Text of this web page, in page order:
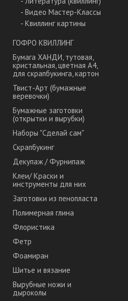
- Видео Мастер-Классы
- Квиллинг картины
ГОФРО КВИЛЛИНГ
Бумага ХАНДИ, тутовая,
кристальная, цветная А4,
для скрапбукинга, картон
Твист-Арт (бумажные
веревочки)
Бумажные заготовки
(открытки и вырубки)
Наборы "Сделай сам"
Скрапбукинг
Декупаж / Фурнипаж
Клеи/ Краски и
инструменты для них
Заготовки из пенопласта
Полимерная глина
Флористика
Фетр
Фоамиран
Шитье и вязание
Вырубные ножи и
дыроколы